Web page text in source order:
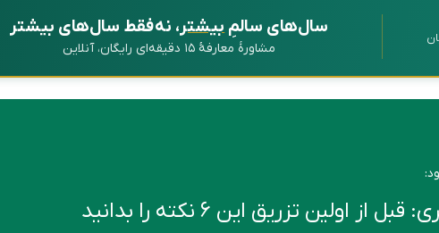
سال‌های سالمِبیشتر، نه فقط سال‌های بیشتر
مشاورهٔ معارفهٔ ۱۵ دقیقه‌ای رایگان، آنلاین
از اولین تزریق این ۶ نکته را بدانید